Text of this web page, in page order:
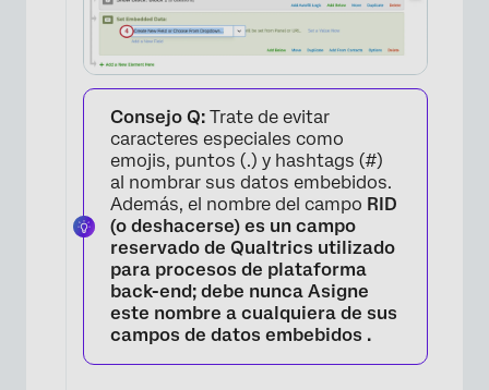
×
Consejo Q: Trate de evitar
caracteres especiales como
emojis, puntos (.) y hashtags (#)
al nombrar sus datos embebidos.
Además, el nombre del campo RID
(o deshacerse) es un campo
reservado de Qualtrics utilizado
para procesos de plataforma
back-end; debe nunca Asigne
este nombre a cualquiera de sus
campos de datos embebidos .